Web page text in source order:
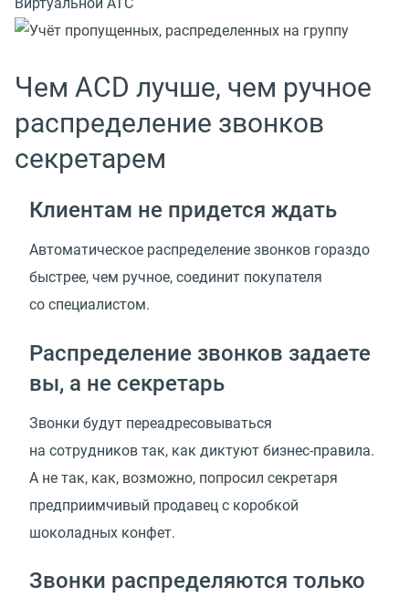
Чем ACD лучше, чем ручное
распределение звонков
секретарем
Клиентам не придется ждать
Автоматическое распределение звонков гораздо
быстрее, чем ручное, соединит покупателя
со специалистом.
Распределение звонков задаете
вы, а не секретарь
Звонки будут переадресовываться
на сотрудников так, как диктуют бизнес-правила.
А не так, как, возможно, попросил секретаря
предприимчивый продавец с коробкой
шоколадных конфет.
Звонки распределяются только